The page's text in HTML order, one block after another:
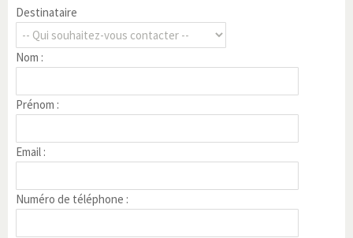
Destinataire
Nom :
Prénom :
Email :
Numéro de téléphone :